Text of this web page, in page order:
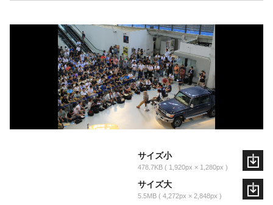
サイズ小
478.7KB 1,920px × 1,280px
サイズ大
5.5MB 4,272px × 2,848px